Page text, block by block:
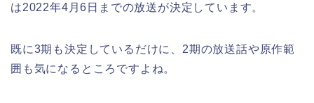
は2022年4月6日までの放送が決定しています。
既に3期も決定しているだけに、2期の放送話や原作範
囲も気になるところですよね。